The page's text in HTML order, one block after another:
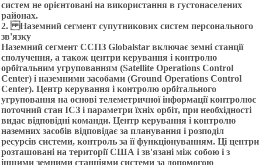
систем не орієнтовані на використання в густонаселених
районах.
2.
Наземний сегмент супутникових систем персонального
зв'язку
Наземний сегмент ССПЗ Globalstar включає земні станції
сполучення, а також центри керування і контролю
орбітальним угрупованням (Satellіte Operatіons Control
Center) і наземними засобами (Ground Operatіons Control
Center). Центр керування і контролю орбітального
угруповання на основі телеметричної інформації контролює
поточний стан ІСЗ і параметри їхніх орбіт, при необхідності
видає відповідні команди. Центр керування і контролю
наземних засобів відповідає за планування і розподіл
ресурсів системи, контроль за її функціонуванням. Ці центри
розташовані на території США і зв'язані між собою і з
іншими земними станціями системи за допомогою